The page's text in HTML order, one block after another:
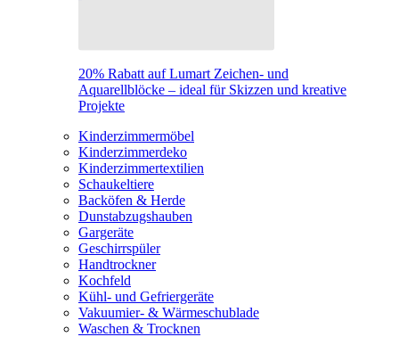
20% Rabatt auf Lumart Zeichen- und
Aquarellblöcke – ideal für Skizzen und kreative
Projekte
Kinderzimmermöbel
Kinderzimmerdeko
Kinderzimmertextilien
Schaukeltiere
Backöfen & Herde
Dunstabzugshauben
Gargeräte
Geschirrspüler
Handtrockner
Kochfeld
Kühl- und Gefriergeräte
Vakuumier- & Wärmeschublade
Waschen & Trocknen